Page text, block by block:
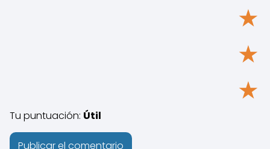
★
★
★
Tu puntuación: Útil